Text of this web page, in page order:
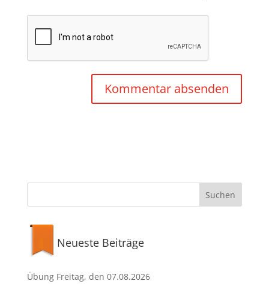
Neueste Beiträge
Übung Freitag, den 07.08.2026